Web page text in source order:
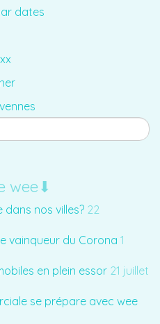
dates
wee⬇︎
dans nos villes? 22
vainqueur du Corona 1
en plein essor 21 juillet
se prépare avec wee